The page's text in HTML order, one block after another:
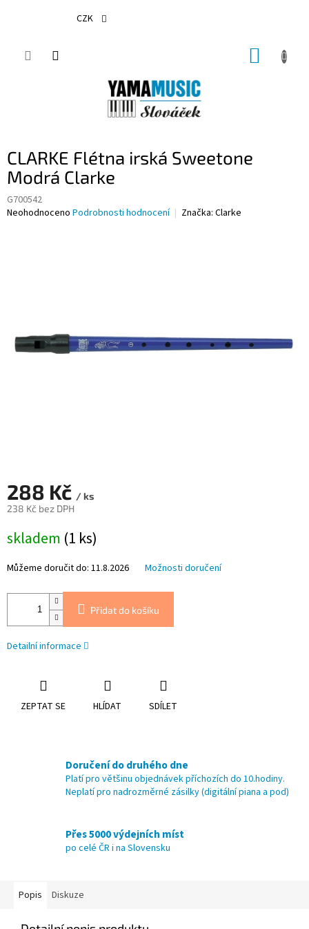
CZK
CLARKE Flétna irská Sweetone
Modrá Clarke
G700542
Průměrné
Neohodnoceno Podrobnosti hodnocení Značka: Clarke
288 Kč / ks
238 Kč bez DPH
cena:
skladem (1 ks)
Můžeme doručit do: 11.8.2026 Možnosti doručení
Přidat do košíku
Detailní informace
ZEPTAT SE HLÍDAT SDÍLET
Doručení do druhého dne
Platí pro většinu objednávek příchozích do 10.hodiny.
Neplatí pro nadrozměrné zásilky (digitální piana a pod)
Přes 5000 výdejních míst
po celé ČR i na Slovensku
Popis Diskuze